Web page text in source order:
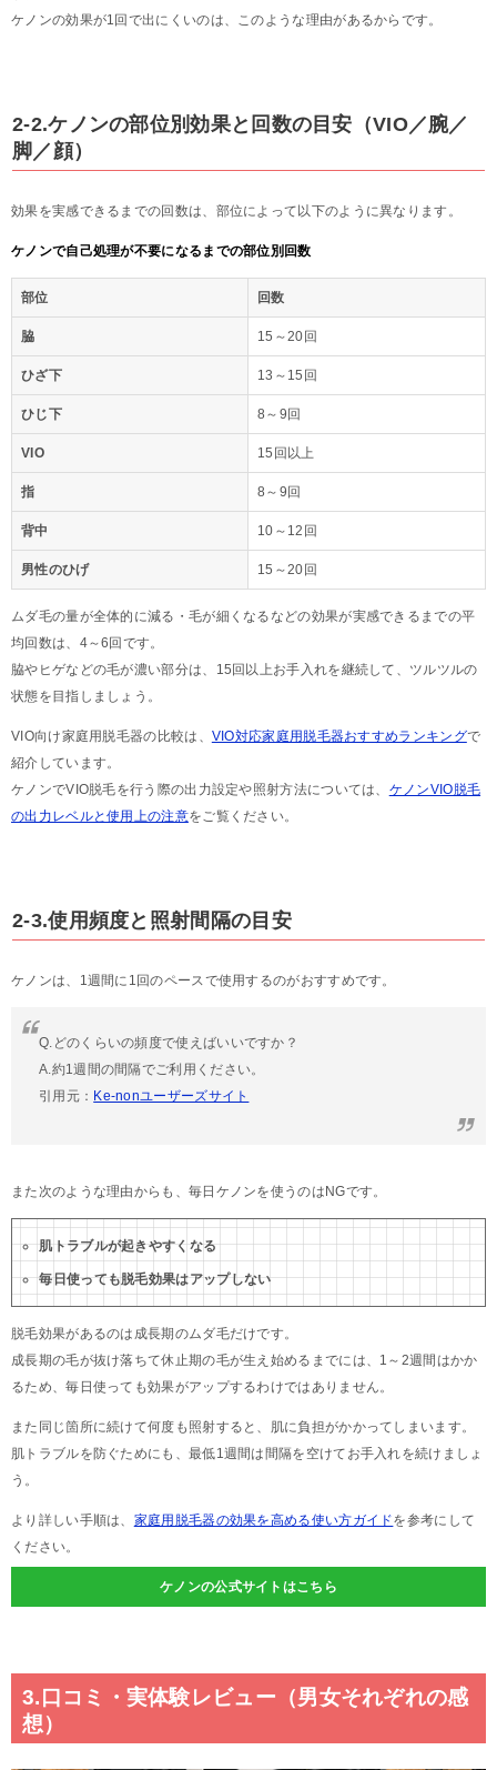
ケノンの効果が1回で出にくいのは、このような理由があるからです。
2-2.ケノンの部位別効果と回数の目安（VIO／腕／
脚／顔）
効果を実感できるまでの回数は、部位によって以下のように異なります。
ケノンで自己処理が不要になるまでの部位別回数
部位 回数
脇 15～20回
ひざ下 13～15回
ひじ下 8～9回
VIO 15回以上
指 8～9回
背中 10～12回
男性のひげ 15～20回
ムダ毛の量が全体的に減る・毛が細くなるなどの効果が実感できるまでの平
均回数は、4～6回です。
脇やヒゲなどの毛が濃い部分は、15回以上お手入れを継続して、ツルツルの
状態を目指しましょう。
VIO向け家庭用脱毛器の比較は、 VIO対応家庭用脱毛器おすすめランキングで
紹介しています。
ケノンでVIO脱毛を行う際の出力設定や照射方法については、 ケノンVIO脱毛
の出力レベルと使用上の注意をご覧ください。
2-3.使用頻度と照射間隔の目安
ケノンは、1週間に1回のペースで使用するのがおすすめです。
Q.どのくらいの頻度で使えばいいですか？
A.約1週間の間隔でご利用ください。
引用元： Ke-nonユーザーズサイト
また次のような理由からも、毎日ケノンを使うのはNGです。
肌トラブルが起きやすくなる
毎日使っても脱毛効果はアップしない
脱毛効果があるのは成長期のムダ毛だけです。
成長期の毛が抜け落ちて休止期の毛が生え始めるまでには、1～2週間はかか
るため、毎日使っても効果がアップするわけではありません。
また同じ箇所に続けて何度も照射すると、肌に負担がかかってしまいます。
肌トラブルを防ぐためにも、最低1週間は間隔を空けてお手入れを続けましょ
う。
より詳しい手順は、 家庭用脱毛器の効果を高める使い方ガイドを参考にして
ください。
ケノンの公式サイトはこちら
3.口コミ・実体験レビュー（男女それぞれの感
想）